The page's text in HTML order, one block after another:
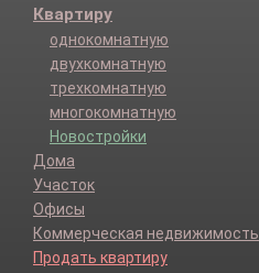
Квартиру
однокомнатную
двухкомнатную
трехкомнатную
многокомнатную
Новостройки
Дома
Участок
Офисы
Коммерческая недвижимость
Продать квартиру